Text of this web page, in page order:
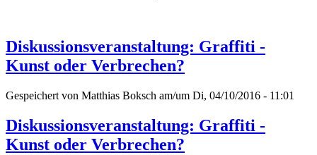
Diskussionsveranstaltung: Graffiti -
Kunst oder Verbrechen?
Gespeichert von Matthias Boksch am/um Di, 04/10/2016 - 11:01
Diskussionsveranstaltung: Graffiti -
Kunst oder Verbrechen?